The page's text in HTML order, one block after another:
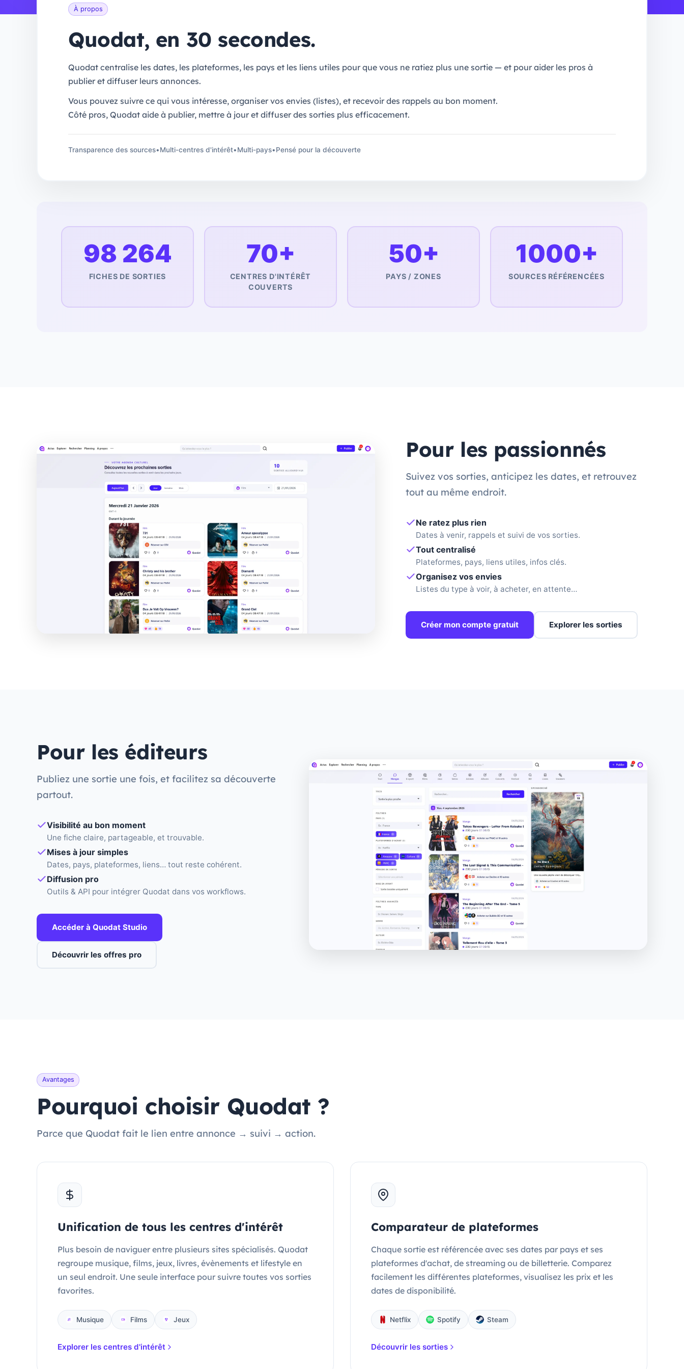
À propos
Quodat, en 30 secondes.
Quodat centralise les dates, les plateformes, les pays et les liens utiles pour que vous ne ratiez plus une sortie — et pour aider les pros à
publier et diffuser leurs annonces.
Vous pouvez suivre ce qui vous intéresse, organiser vos envies (listes), et recevoir des rappels au bon moment.
Côté pros, Quodat aide à publier, mettre à jour et diffuser des sorties plus efficacement.
Transparence des sources•Multi-centres d'intérêt•Multi-pays•Pensé pour la découverte
98 264
FICHES DE SORTIES
70+
CENTRES D'INTÉRÊT
COUVERTS
50+
PAYS / ZONES
1000+
SOURCES RÉFÉRENCÉES
Pour les passionnés
Suivez vos sorties, anticipez les dates, et retrouvez
tout au même endroit.
Ne ratez plus rien
Dates à venir, rappels et suivi de vos sorties.
Tout centralisé
Plateformes, pays, liens utiles, infos clés.
Organisez vos envies
Listes du type à voir, à acheter, en attente…
Créer mon compte gratuit Explorer les sorties
Pour les éditeurs
Publiez une sortie une fois, et facilitez sa découverte
partout.
Visibilité au bon moment
Une fiche claire, partageable, et trouvable.
Mises à jour simples
Dates, pays, plateformes, liens… tout reste cohérent.
Diffusion pro
Outils & API pour intégrer Quodat dans vos workflows.
Accéder à Quodat Studio
Découvrir les offres pro
Avantages
Pourquoi choisir Quodat ?
Parce que Quodat fait le lien entre annonce → suivi → action.
Unification de tous les centres d'intérêt
Plus besoin de naviguer entre plusieurs sites spécialisés. Quodat
regroupe musique, films, jeux, livres, évènements et lifestyle en
un seul endroit. Une seule interface pour suivre toutes vos sorties
favorites.
Musique Films Jeux
Explorer les centres d'intérêt
Comparateur de plateformes
Chaque sortie est référencée avec ses dates par pays et ses
plateformes d'achat, de streaming ou de billetterie. Comparez
facilement les différentes plateformes, visualisez les prix et les
dates de disponibilité.
Netflix Spotify Steam
Découvrir les sorties